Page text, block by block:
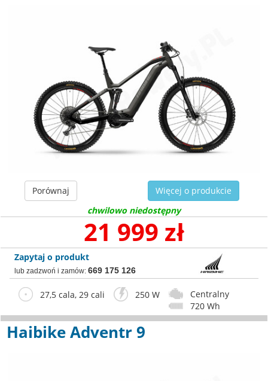
Porównaj
Więcej o produkcie
chwilowo niedostępny
21 999 zł
Zapytaj o produkt
lub zadzwoń i zamów: 669 175 126
27,5 cala, 29 cali 250 W
Centralny
720 Wh
Haibike Adventr 9